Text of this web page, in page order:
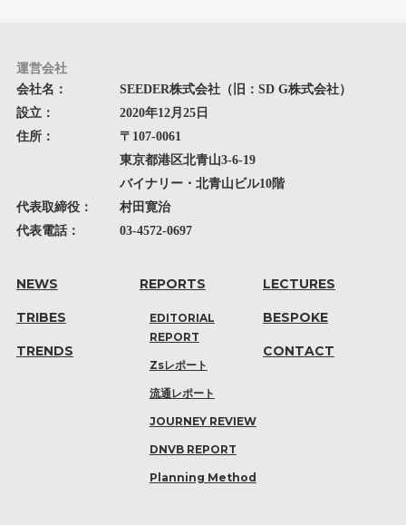
運営会社
会社名：
SEEDER株式会社（旧：SD G株式会社）
設立：
2020年12月25日
住所：
〒107-0061
東京都港区北青山3-6-19
バイナリー・北青山ビル10階
代表取締役：
村田寛治
代表電話：
03-4572-0697
NEWS
TRIBES
TRENDS
REPORTS
EDITORIAL
REPORT
Zsレポート
流通レポート
JOURNEY REVIEW
DNVB REPORT
Planning Method
LECTURES
BESPOKE
CONTACT